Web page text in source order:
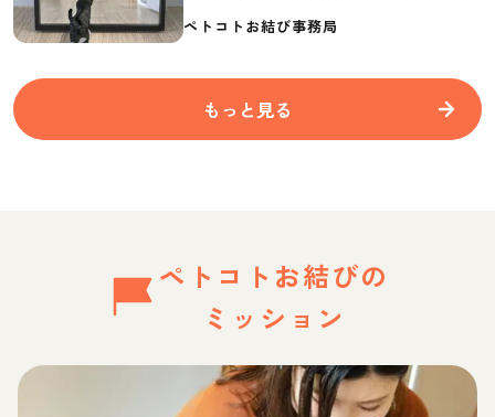
要なものを紹介
ペトコトお結び事務局
もっと見る
ペトコトお結びの
ミッション